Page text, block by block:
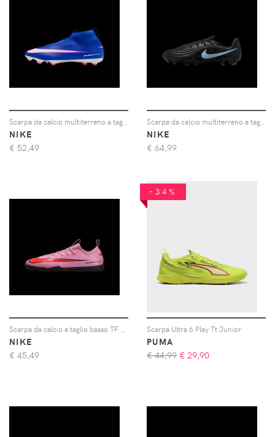
NIKE
€ 52,49
NIKE
€ 64,99
NIKE
€ 45,49
-34%
Scarpa Ultra 6 Play Tt Junior
PUMA
€ 44,99 € 29,90